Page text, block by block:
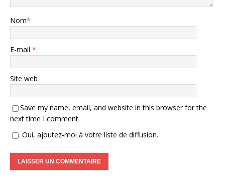
Nom*
E-mail *
Site web
Save my name, email, and website in this browser for the
next time I comment.
Oui, ajoutez-moi à votre liste de diffusion.